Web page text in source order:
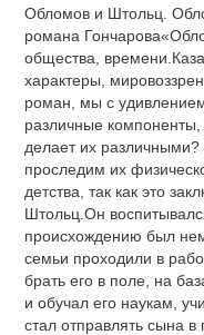
Обломов и Штольц.
романа
общества,
характеры,
роман, мы с
различные
делает их различными?
проследим их
детства, так как это
Штольц.Он
происхождению был
семьи проходили в
брать его в поле, на
и обучал его наукам,
стал отправлять сына